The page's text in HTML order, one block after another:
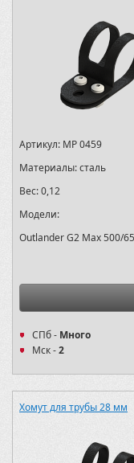
Артикул: MP 0459
Материалы:сталь
Вес:0,12
Модели:
Outlander G2 Max 500/
СПб - Много
Мск -2
Хомут для трубы 28 мм